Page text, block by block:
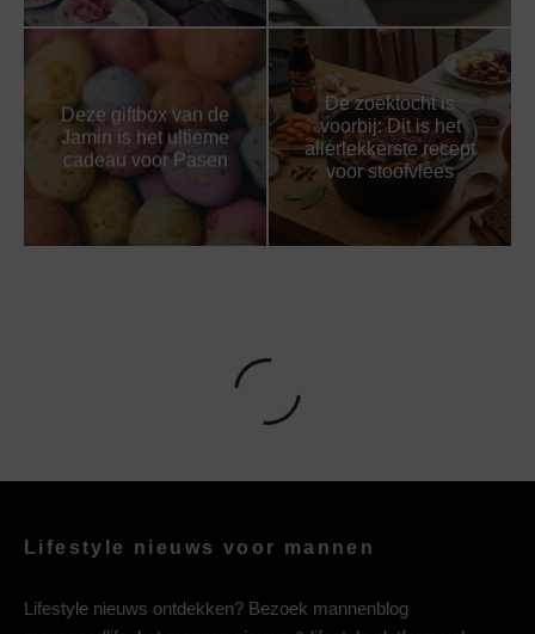
Deze giftbox van de
Jamin is het ultieme
cadeau voor Pasen
De zoektocht is
voorbij: Dit is het
allerlekkerste recept
voor stoofvlees
Lifestyle nieuws voor mannen
Lifestyle nieuws ontdekken? Bezoek mannenblog